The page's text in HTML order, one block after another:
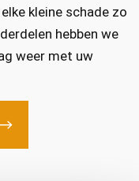
kleine schade zo
hebben we
weer met uw